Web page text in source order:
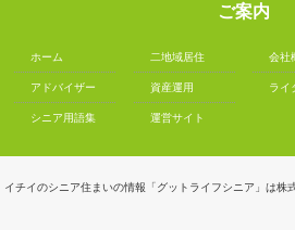
ご案内
ホーム
アドバイザー
シニア用語集
二地域居住
資産運用
運営サイト
会社
ライ
イチイのシニア住まいの情報「グットライフシニア」は株